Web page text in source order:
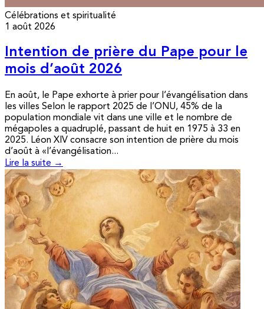
Célébrations et spiritualité
1 août 2026
Intention de prière du Pape pour le
mois d’août 2026
En août, le Pape exhorte à prier pour l’évangélisation dans
les villes Selon le rapport 2025 de l’ONU, 45% de la
population mondiale vit dans une ville et le nombre de
mégapoles a quadruplé, passant de huit en 1975 à 33 en
2025. Léon XIV consacre son intention de prière du mois
d’août à «l’évangélisation...
Lire la suite →